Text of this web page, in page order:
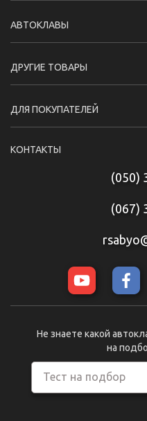
АВТОКЛАВЫ
ДРУГИЕ ТОВАРЫ
ДЛЯ ПОКУПАТЕЛЕЙ
КОНТАКТЫ
(050)
(067)
Тест на подбор
Не знаете какой
на